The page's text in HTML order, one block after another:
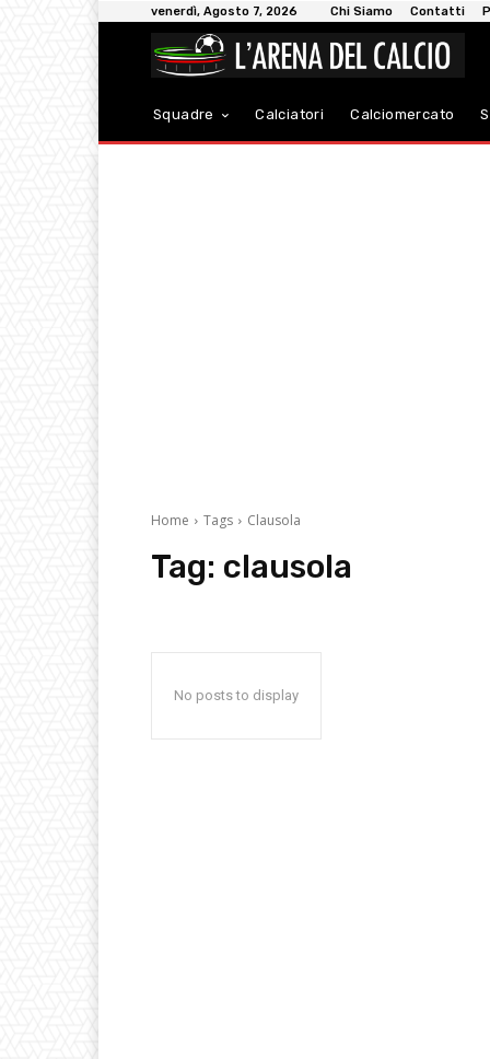
venerdì, Agosto 7, 2026 Chi Siamo Contatti
Squadre Calciatori Calciomercato
Home Tags Clausola
Tag: clausola
No posts to display